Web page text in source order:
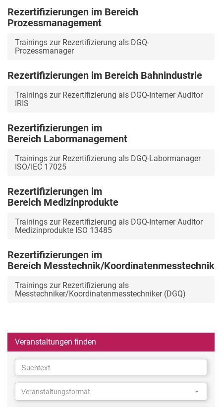
Rezertifizierungen im Bereich
Prozessmanagement
Trainings zur Rezertifizierung als DGQ-
Prozessmanager
Rezertifizierungen im Bereich Bahnindustrie
Trainings zur Rezertifizierung als DGQ-Interner Auditor
IRIS
Rezertifizierungen im
Bereich Labormanagement
Trainings zur Rezertifizierung als DGQ-Labormanager
ISO/IEC 17025
Rezertifizierungen im
Bereich Medizinprodukte
Trainings zur Rezertifizierung als DGQ-Interner Auditor
Medizinprodukte ISO 13485
Rezertifizierungen im
Bereich Messtechnik/Koordinatenmesstechnik
Trainings zur Rezertifizierung als
Messtechniker/Koordinatenmesstechniker (DGQ)
Veranstaltungen finden
Suchtext
Suchtext
Veranstaltungsformat
Veranstaltungsformat
Veranstaltungsformat